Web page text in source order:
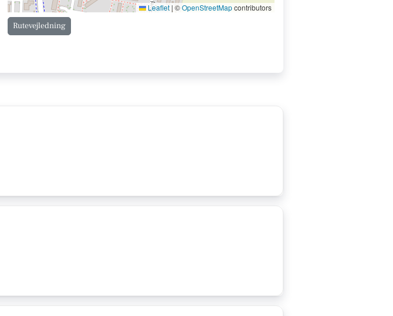
Leaflet | ©OpenStreetMapcontributors
Rutevejledning